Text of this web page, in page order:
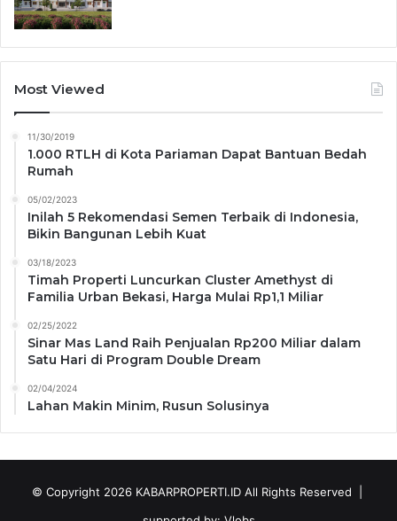
Most Viewed
11/30/2019
1.000 RTLH di Kota Pariaman Dapat Bantuan Bedah
Rumah
05/02/2023
Inilah 5 Rekomendasi Semen Terbaik di Indonesia,
Bikin Bangunan Lebih Kuat
03/18/2023
Timah Properti Luncurkan Cluster Amethyst di
Familia Urban Bekasi, Harga Mulai Rp1,1 Miliar
02/25/2022
Sinar Mas Land Raih Penjualan Rp200 Miliar dalam
Satu Hari di Program Double Dream
02/04/2024
Lahan Makin Minim, Rusun Solusinya
© Copyright 2026 KABARPROPERTI.IDAll Rights Reserved |